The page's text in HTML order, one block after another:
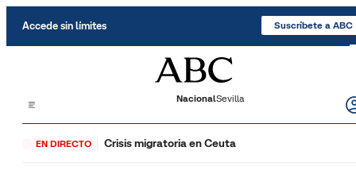
Accede sin límites Suscríbete a ABC
NacionalSevilla
EN DIRECTO Crisis migratoria en Ceuta